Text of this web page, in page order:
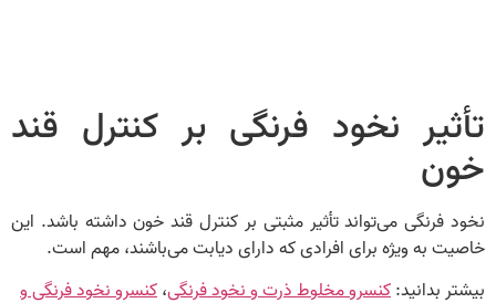
تأثیر نخود فرنگی بر کنترل قند
خون
نخود فرنگی می‌تواند تأثیر مثبتی بر کنترل قند خون داشته باشد. این
خاصیت به ویژه برای افرادی که دارای دیابت می‌باشند، مهم است.
بیشتر بدانید:کنسرو مخلوط ذرت و نخود فرنگی،کنسرو نخود فرنگی و